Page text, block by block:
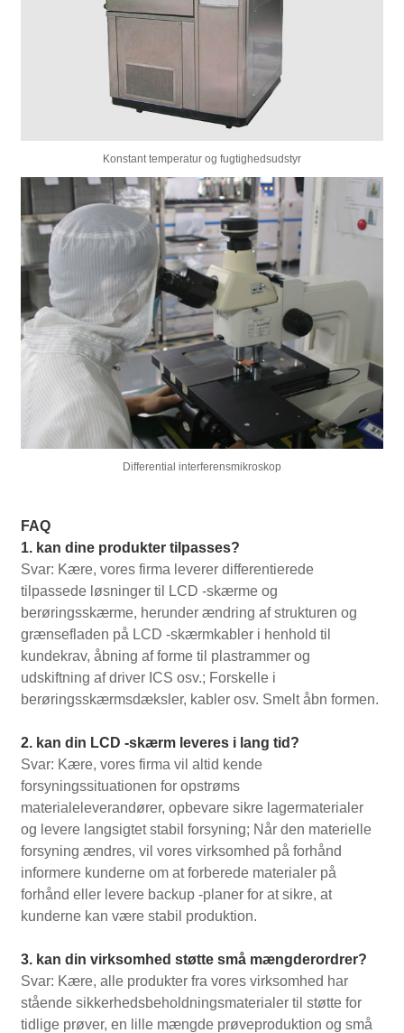
Konstant temperatur og fugtighedsudstyr
Differential interferensmikroskop
FAQ
1. kan dine produkter tilpasses?
Svar: Kære, vores firma leverer differentierede
tilpassede løsninger til LCD -skærme og
berøringsskærme, herunder ændring af strukturen og
grænsefladen på LCD -skærmkabler i henhold til
kundekrav, åbning af forme til plastrammer og
udskiftning af driver ICS osv.; Forskelle i
berøringsskærmsdæksler, kabler osv. Smelt åbn formen.
2. kan din LCD -skærm leveres i lang tid?
Svar: Kære, vores firma vil altid kende
forsyningssituationen for opstrøms
materialeleverandører, opbevare sikre lagermaterialer
og levere langsigtet stabil forsyning; Når den materielle
forsyning ændres, vil vores virksomhed på forhånd
informere kunderne om at forberede materialer på
forhånd eller levere backup -planer for at sikre, at
kunderne kan være stabil produktion.
3. kan din virksomhed støtte små mængderordrer?
Svar: Kære, alle produkter fra vores virksomhed har
stående sikkerhedsbeholdningsmaterialer til støtte for
tidlige prøver, en lille mængde prøveproduktion og små